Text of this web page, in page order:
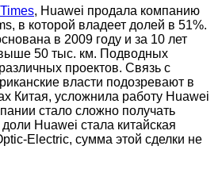
, Huawei продала компанию
в которой владеет долей в 51%.
в 2009 году и за 10 лет
50 тыс. км. Подводных
проектов. Связь с
власти подозревают в
Китая, усложнила работу Huawei
стало сложно получать
Huawei стала китайская
Electric, сумма этой сделки не